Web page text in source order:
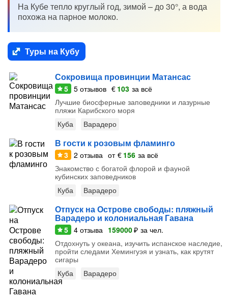
На Кубе тепло круглый год, зимой – до 30°, а вода
похожа на парное молоко.
Туры на Кубу
Сокровища провинции Матансас
5 5 отзывов € 103 за всё
Лучшие биосферные заповедники и лазурные
пляжи Карибского моря
Куба
Варадеро
В гости к розовым фламинго
3 2 отзыва от € 156 за всё
Знакомство с богатой флорой и фауной
кубинских заповедников
Куба
Варадеро
Отпуск на Острове свободы: пляжный
Варадеро и колониальная Гавана
5 4 отзыва 159000₽ за чел.
Отдохнуть у океана, изучить испанское наследие,
пройти следами Хемингуэя и узнать, как крутят
сигары
Куба
Варадеро